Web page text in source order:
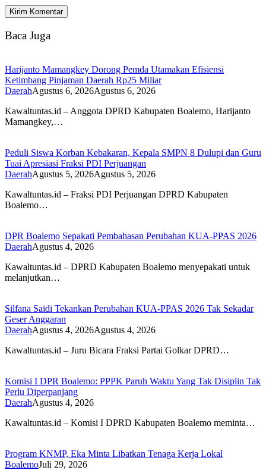
Baca Juga
Harijanto Mamangkey Dorong Pemda Utamakan Efisiensi
Ketimbang Pinjaman Daerah Rp25 Miliar
DaerahAgustus 6, 2026Agustus 6, 2026
Kawaltuntas.id – Anggota DPRD Kabupaten Boalemo, Harijanto
Mamangkey,…
Peduli Siswa Korban Kebakaran, Kepala SMPN 8 Dulupi dan Guru
Tuai Apresiasi Fraksi PDI Perjuangan
DaerahAgustus 5, 2026Agustus 5, 2026
Kawaltuntas.id – Fraksi PDI Perjuangan DPRD Kabupaten
Boalemo…
DPR Boalemo Sepakati Pembahasan Perubahan KUA-PPAS 2026
DaerahAgustus 4, 2026
Kawaltuntas.id – DPRD Kabupaten Boalemo menyepakati untuk
melanjutkan…
Silfana Saidi Tekankan Perubahan KUA-PPAS 2026 Tak Sekadar
Geser Anggaran
DaerahAgustus 4, 2026Agustus 4, 2026
Kawaltuntas.id – Juru Bicara Fraksi Partai Golkar DPRD…
Komisi I DPR Boalemo: PPPK Paruh Waktu Yang Tak Disiplin Tak
Perlu Diperpanjang
DaerahAgustus 4, 2026
Kawaltuntas.id – Komisi I DPRD Kabupaten Boalemo meminta…
Program KNMP, Eka Minta Libatkan Tenaga Kerja Lokal
BoalemoJuli 29, 2026